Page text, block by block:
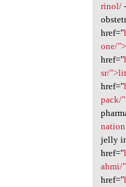
rinol/-
href="
one/
href="
sr/
href="
pack/
jelly
href="
ahmi/
href="